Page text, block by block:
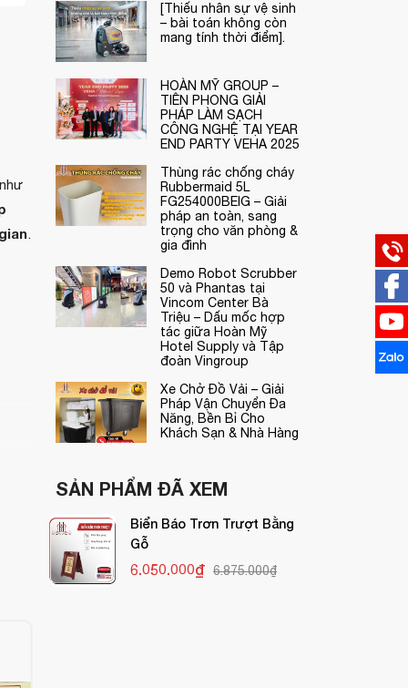
.
[Thiếu nhân sự vệ sinh
– bài toán không còn
mang tính thời điểm].
HOÀN MỸ GROUP –
TIÊN PHONG GIẢI
PHÁP LÀM SẠCH
CÔNG NGHỆ TẠI YEAR
END PARTY VEHA 2025
Thùng rác chống cháy
Rubbermaid 5L
FG254000BEIG – Giải
pháp an toàn, sang
trọng cho văn phòng &
gia đình
Demo Robot Scrubber
50 và Phantas tại
Vincom Center Bà
Triệu – Dấu mốc hợp
tác giữa Hoàn Mỹ
Hotel Supply và Tập
đoàn Vingroup
Xe Chở Đồ Vải – Giải
Pháp Vận Chuyển Đa
Năng, Bền Bỉ Cho
Khách Sạn & Nhà Hàng
SẢN PHẨM ĐÃ XEM
Biển Báo Trơn Trượt Bằng
Gỗ
6.050.000₫ 6.875.000₫